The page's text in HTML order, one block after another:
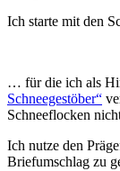
Ich starte mit den
… für die ich als
Schneegestöber“
Schneeflocken
Ich nutze den
Briefumschlag zu